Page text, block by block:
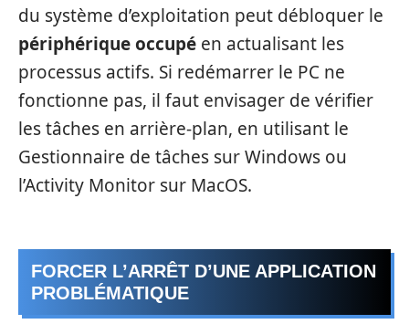
du système d’exploitation peut débloquer le
périphérique occupé en actualisant les
processus actifs. Si redémarrer le PC ne
fonctionne pas, il faut envisager de vérifier
les tâches en arrière-plan, en utilisant le
Gestionnaire de tâches sur Windows ou
l’Activity Monitor sur MacOS.
FORCER L’ARRÊT D’UNE APPLICATION
PROBLÉMATIQUE